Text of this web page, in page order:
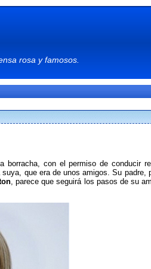
rosa yfamosos.
con el permiso de conducir
que era de unos amigos. Su padre,
, parece que seguirá los pasos de su